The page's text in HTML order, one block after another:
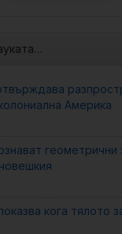
Америка
геометрични
кога тялото